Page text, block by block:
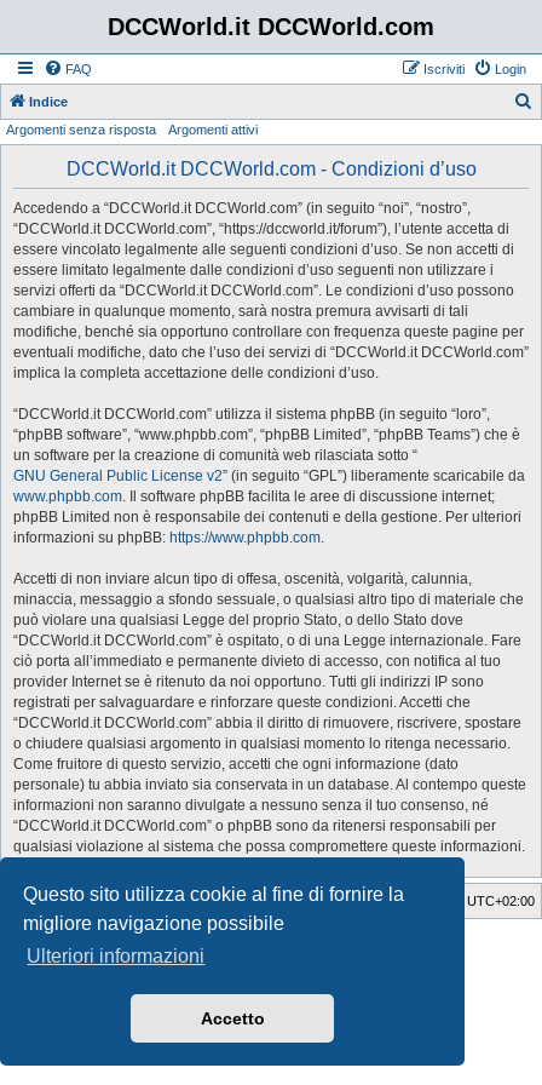
Questo sito utilizza cookie al fine di fornire la
migliore navigazione possibile
Ulteriori informazioni
Accetto
DCCWorld.it DCCWorld.com
FAQ Login
Iscriviti
Indice
Argomenti senza risposta Argomenti attivi
DCCWorld.it DCCWorld.com - Condizioni d’uso
Accedendo a “DCCWorld.it DCCWorld.com” (in seguito “noi”, “nostro”,
“DCCWorld.it DCCWorld.com”, “https://dccworld.it/forum”), l’utente accetta di
essere vincolato legalmente alle seguenti condizioni d’uso. Se non accetti di
essere limitato legalmente dalle condizioni d’uso seguenti non utilizzare i
servizi offerti da “DCCWorld.it DCCWorld.com”. Le condizioni d’uso possono
cambiare in qualunque momento, sarà nostra premura avvisarti di tali
modifiche, benché sia opportuno controllare con frequenza queste pagine per
eventuali modifiche, dato che l’uso dei servizi di “DCCWorld.it DCCWorld.com”
implica la completa accettazione delle condizioni d’uso.
“DCCWorld.it DCCWorld.com” utilizza il sistema phpBB (in seguito “loro”,
“phpBB software”, “www.phpbb.com”, “phpBB Limited”, “phpBB Teams”) che è
un software per la creazione di comunità web rilasciata sotto “
GNU General Public License v2” (in seguito “GPL”) liberamente scaricabile da
www.phpbb.com. Il software phpBB facilita le aree di discussione internet;
phpBB Limited non è responsabile dei contenuti e della gestione. Per ulteriori
informazioni su phpBB: https://www.phpbb.com.
Accetti di non inviare alcun tipo di offesa, oscenità, volgarità, calunnia,
minaccia, messaggio a sfondo sessuale, o qualsiasi altro tipo di materiale che
può violare una qualsiasi Legge del proprio Stato, o dello Stato dove
“DCCWorld.it DCCWorld.com” è ospitato, o di una Legge internazionale. Fare
ciò porta all’immediato e permanente divieto di accesso, con notifica al tuo
provider Internet se è ritenuto da noi opportuno. Tutti gli indirizzi IP sono
registrati per salvaguardare e rinforzare queste condizioni. Accetti che
“DCCWorld.it DCCWorld.com” abbia il diritto di rimuovere, riscrivere, spostare
o chiudere qualsiasi argomento in qualsiasi momento lo ritenga necessario.
Come fruitore di questo servizio, accetti che ogni informazione (dato
personale) tu abbia inviato sia conservata in un database. Al contempo queste
informazioni non saranno divulgate a nessuno senza il tuo consenso, né
“DCCWorld.it DCCWorld.com” o phpBB sono da ritenersi responsabili per
qualsiasi violazione al sistema che possa compromettere queste informazioni.
Indice Tutti gli orari sono UTC+02:00
Cancella cookie
Style Developer by ©
Creato daphpBB
Privacy|Condizioni